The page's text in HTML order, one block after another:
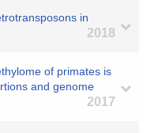
in
2018
of primates is
and genome
2017